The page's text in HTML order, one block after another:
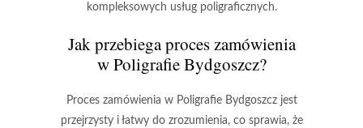
kompleksowych usług poligraficznych.
Jak przebiega proces zamówienia
w Poligrafie Bydgoszcz?
Proces zamówienia w Poligrafie Bydgoszcz jest
przejrzysty i łatwy do zrozumienia, co sprawia, że